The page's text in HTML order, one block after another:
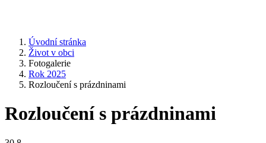
Úvodní stránka
Život v obci
Fotogalerie
Rok 2025
Rozloučení s prázdninami
Rozloučení s prázdninami